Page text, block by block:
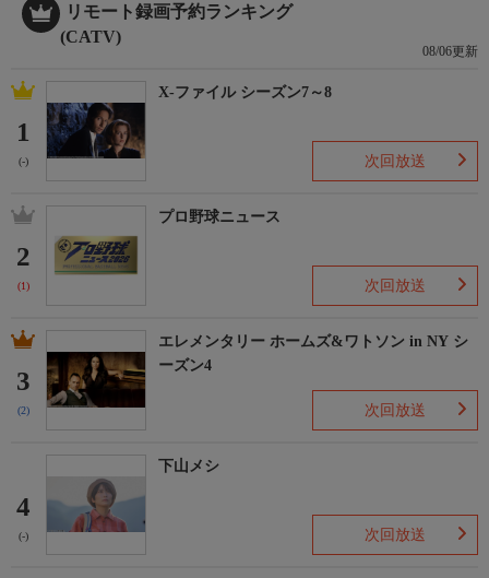
リモート録画予約ランキング
(CATV)
08/06更新
1
(-)
X-ファイル シーズン7～8
次回放送
2
(1)
プロ野球ニュース
次回放送
3
(2)
エレメンタリー ホームズ&ワトソン in NY シ
ーズン4
次回放送
4
(-)
下山メシ
次回放送